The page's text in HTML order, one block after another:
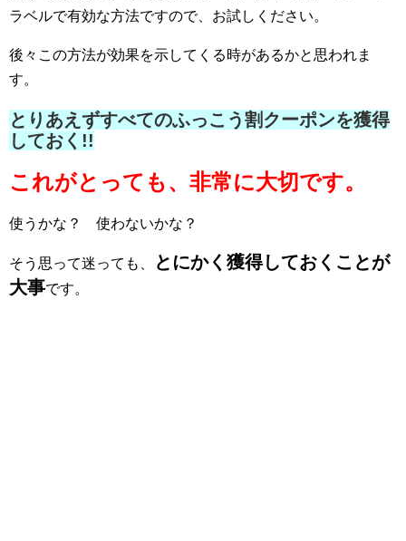
ラベルで有効な方法ですので、お試しください。
後々この方法が効果を示してくる時があるかと思われま
す。
とりあえずすべてのふっこう割クーポンを獲得
しておく!!
これがとっても、非常に大切です。
使うかな？ 使わないかな？
そう思って迷っても、
とにかく獲得しておくことが
大事です。